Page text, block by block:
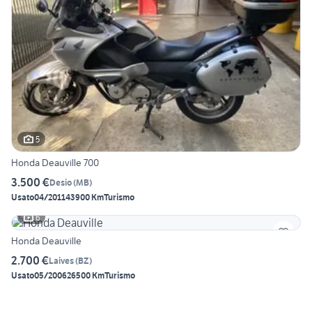
5
Honda Deauville 700
3.500 €Desio(MB)
Usato04/201143900 KmTurismo
6
Honda Deauville
2.700 €Laives(BZ)
Usato05/200626500 KmTurismo